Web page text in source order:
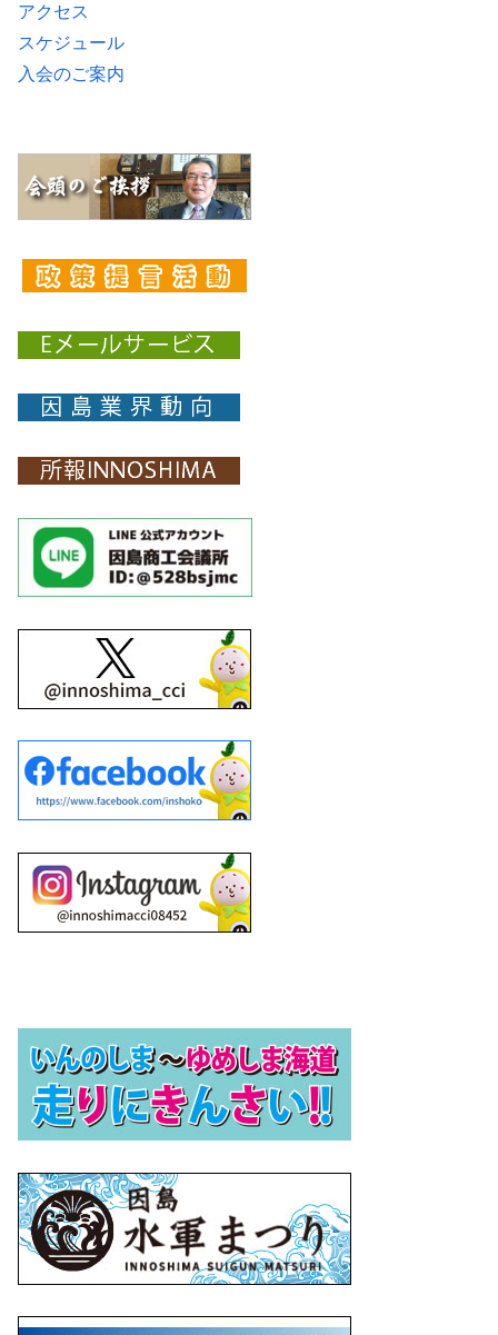
アクセス
スケジュール
入会のご案内